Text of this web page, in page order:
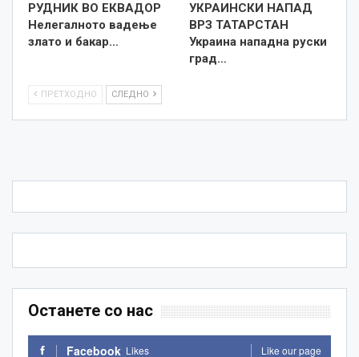
РУДНИК ВО ЕКВАДОР
Нелегалното вадење
злато и бакар…
УКРАИНСКИ НАПАД
ВРЗ ТАТАРСТАН
Украина нападна руски
град…
ПРЕТХОДНО СЛЕДНО
Останете со нас
Facebook Likes Like our page